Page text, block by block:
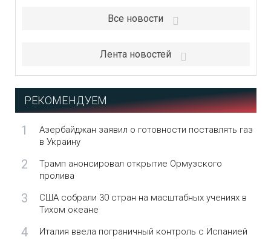
Все новости
Лента новостей
РЕКОМЕНДУЕМ
1
Азербайджан заявил о готовности поставлять газ
в Украину
2
Трамп анонсировал открытие Ормузского
пролива
3
США собрали 30 стран на масштабных учениях в
Тихом океане
4 Италия ввела пограничный контроль с Испанией